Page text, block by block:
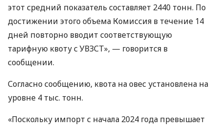
этот средний показатель составляет 2440 тонн. По
достижении этого объема Комиссия в течение 14
дней повторно вводит соответствующую
тарифную квоту с УВЗСТ», — говорится в
сообщении.
Согласно сообщению, квота на овес установлена ​​на
уровне 4 тыс. тонн.
«Поскольку импорт с начала 2024 года превышает